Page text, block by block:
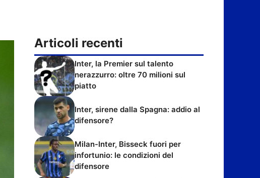
Articoli recenti
Inter, la Premier sul talento
nerazzurro: oltre 70 milioni sul
piatto
Inter, sirene dalla Spagna: addio al
difensore?
Milan-Inter, Bisseck fuori per
infortunio: le condizioni del
difensore